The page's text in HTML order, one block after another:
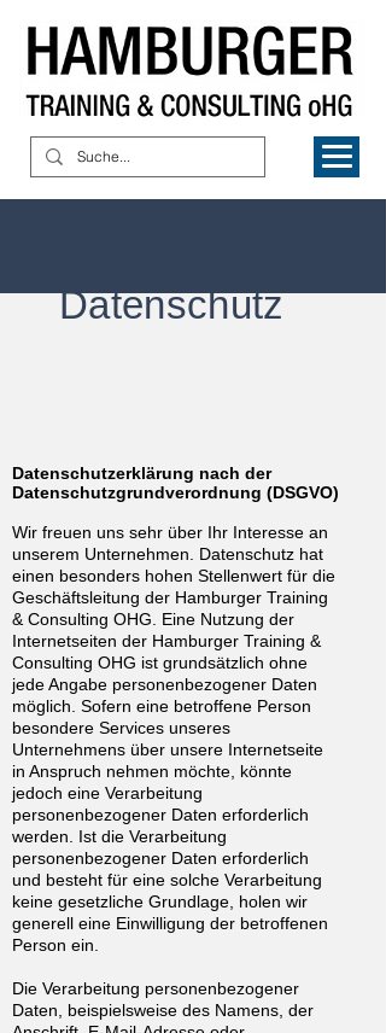
Datenschutz
Datenschutzerklärung nach der
Datenschutzgrundverordnung (DSGVO)
Wir freuen uns sehr über Ihr Interesse an
unserem Unternehmen. Datenschutz hat
einen besonders hohen Stellenwert für die
Geschäftsleitung der Hamburger Training
& Consulting OHG. Eine Nutzung der
Internetseiten der Hamburger Training &
Consulting OHG ist grundsätzlich ohne
jede Angabe personenbezogener Daten
möglich. Sofern eine betroffene Person
besondere Services unseres
Unternehmens über unsere Internetseite
in Anspruch nehmen möchte, könnte
jedoch eine Verarbeitung
personenbezogener Daten erforderlich
werden. Ist die Verarbeitung
personenbezogener Daten erforderlich
und besteht für eine solche Verarbeitung
keine gesetzliche Grundlage, holen wir
generell eine Einwilligung der betroffenen
Person ein.
Die Verarbeitung personenbezogener
Daten, beispielsweise des Namens, der